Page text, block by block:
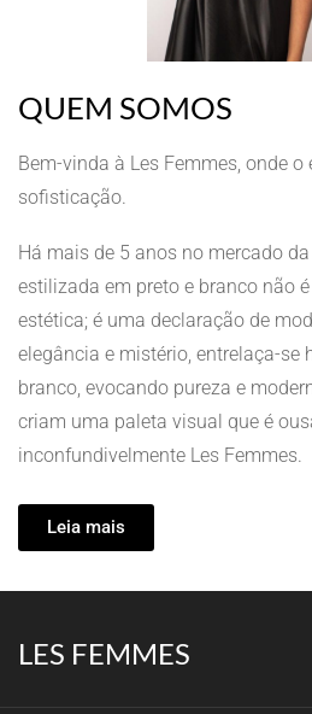
QUEM SOMOS
Bem-vinda à Les Femmes, onde
sofisticação.
Há mais de 5 anos no mercado
estilizada em preto e branco não
estética; é uma declaração de
elegância e mistério, entrelaça-se
branco, evocando pureza e
criam uma paleta visual que é
inconfundivelmente Les Femmes.
Leia mais
LES FEMMES